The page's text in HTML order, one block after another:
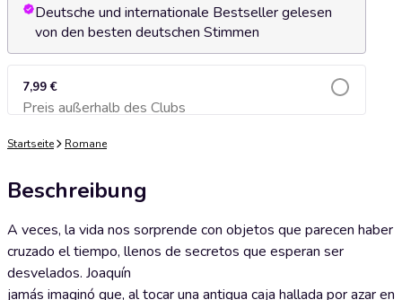
Deutsche und internationale Bestseller gelesen
von den besten deutschen Stimmen
7,99 €
Preis außerhalb des ClubsZum Warenkorb hinzufügen
Startseite Romane
Beschreibung
A veces, la vida nos sorprende con objetos que parecen haber
cruzado el tiempo, llenos de secretos que esperan ser
desvelados. Joaquín
jamás imaginó que, al tocar una antigua caja hallada por azar en